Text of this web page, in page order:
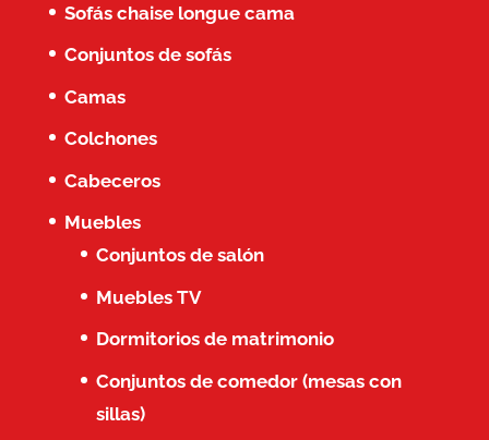
Sofás chaise longue cama
Conjuntos de sofás
Camas
Colchones
Cabeceros
Muebles
Conjuntos de salón
Muebles TV
Dormitorios de matrimonio
Conjuntos de comedor (mesas con
sillas)